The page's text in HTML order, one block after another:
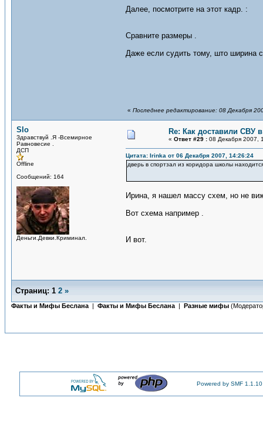
Далее, посмотрите на этот кадр. :
Сравните размеры .
Даже если судить тому, што ширина
« Последнее редактирование: 08 Декабря
Slo
Здравствуй .Я -Всемирное
Равновесие .
ДСП
Offline
Сообщений: 164
Деньги.Девки.Криминал.
Re: Как доставили СВУ
« Ответ #29 : 08 Декабря 2007,
Цитата: Irinka от 06 Декабря 2007, 14:26:24
дверь в спортзал из коридора школы
Ирина, я нашел массу схем, но не
Вот схема например .
И вот.
Страниц: 1 2 »
Факты и Мифы Беслана | Факты и Мифы Беслана | Разные мифы
Powered by SMF 1.1.10